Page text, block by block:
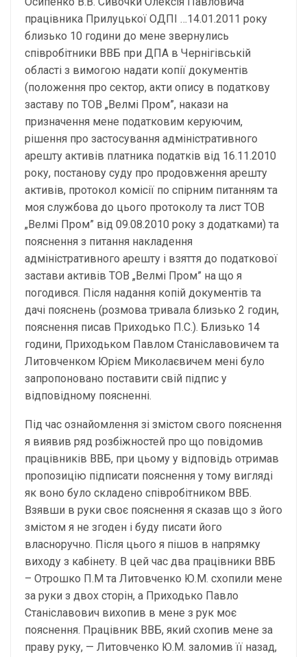
працівника Прилуцької ОДПІ …14.01.2011 року
близько 10 години до мене звернулись
співробітники ВВБ при ДПА в Чернігівській
області з вимогою надати копії документів
(положення про сектор, акти опису в податкову
заставу по ТОВ „Велмі Пром”, накази на
призначення мене податковим керуючим,
рішення про застосування адміністративного
арешту активів платника податків від 16.11.2010
року, постанову суду про продовження арешту
активів, протокол комісії по спірним питанням та
моя службова до цього протоколу та лист ТОВ
„Велмі Пром” від 09.08.2010 року з додатками) та
пояснення з питання накладення
адміністративного арешту і взяття до податкової
застави активів ТОВ „Велмі Пром” на що я
погодився. Після надання копій документів та
дачі пояснень (розмова тривала близько 2 годин,
пояснення писав Приходько П.С.). Близько 14
години, Приходьком Павлом Станіславовичем та
Литовченком Юрієм Миколаєвичем мені було
запропоновано поставити свій підпис у
відповідному поясненні.
Під час ознайомлення зі змістом свого пояснення
я виявив ряд розбіжностей про що повідомив
працівників ВВБ, при цьому у відповідь отримав
пропозицію підписати пояснення у тому вигляді
як воно було складено співробітником ВВБ.
Взявши в руки своє пояснення я сказав що з його
змістом я не згоден і буду писати його
власноручно. Після цього я пішов в напрямку
виходу з кабінету. В цей час два працівники ВВБ
– Отрошко П.М та Литовченко Ю.М. схопили мене
за руки з двох сторін, а Приходько Павло
Станіславович вихопив в мене з рук моє
пояснення. Працівник ВВБ, який схопив мене за
праву руку, — Литовченко Ю.М. заломив її назад,